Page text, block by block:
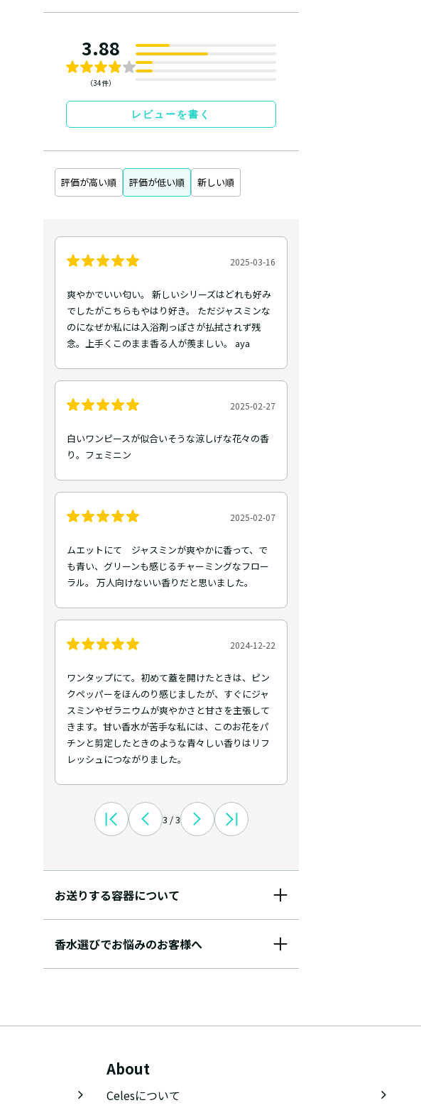
3.88
（34件）
レビューを書く
評価が高い順 評価が低い順 新しい順
2025-03-16
爽やかでいい匂い。 新しいシリーズはどれも好み
でしたがこちらもやはり好き。 ただジャスミンな
のになぜか私には入浴剤っぽさが払拭されず残
念。上手くこのまま香る人が羨ましい。 aya
2025-02-27
白いワンピースが似合いそうな涼しげな花々の香
り。フェミニン
2025-02-07
ムエットにて ジャスミンが爽やかに香って、で
も青い、グリーンも感じるチャーミングなフロー
ラル。 万人向けないい香りだと思いました。
2024-12-22
ワンタップにて。初めて蓋を開けたときは、ピン
クペッパーをほんのり感じましたが、すぐにジャ
スミンやゼラニウムが爽やかさと甘さを主張して
きます。甘い香水が苦手な私には、このお花をパ
チンと剪定したときのような青々しい香りはリフ
レッシュにつながりました。
3 / 3
お送りする容器について
香水選びでお悩みのお客様へ
About
Celesについて